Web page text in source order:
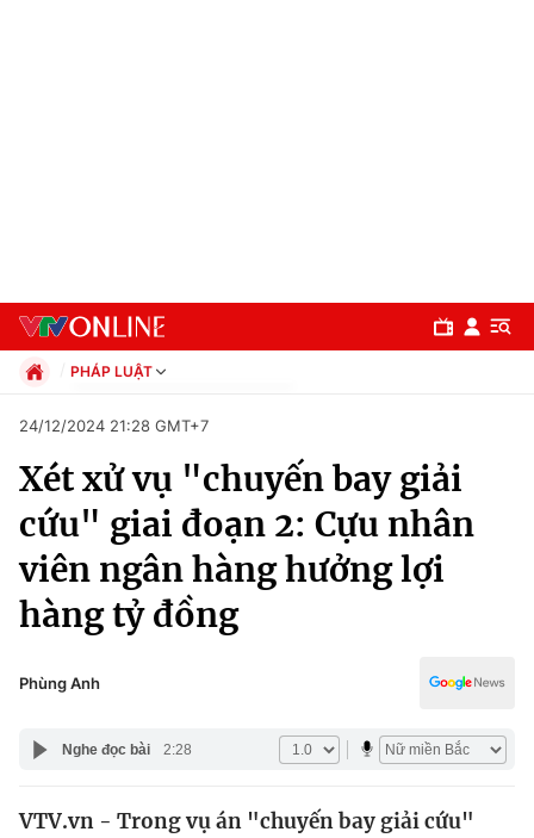
Chuyên mục
Chính trị
Xã hội
Pháp luật
Y tế
Thế giới
PHÁP LUẬT
Xã hội
Pháp luật
Thể thao
Truyền hình
Văn hóa - Giải trí
Y tế
Công nghệ
24/12/2024 21:28 GMT+7
Xét xử vụ "chuyến bay giải
cứu" giai đoạn 2: Cựu nhân
viên ngân hàng hưởng lợi
hàng tỷ đồng
Phùng Anh
Nghe đọc bài 2:28
VTV.vn - Trong vụ án "chuyến bay giải cứu"